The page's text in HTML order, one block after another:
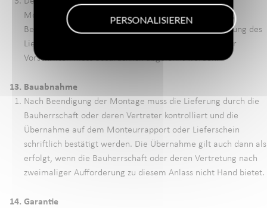
Montage der Bauteile für genügend Schutz vor Schlag,
Beschmutzung und Beschädigung zu sorgen. Eine Haftung des
Lieferanten für die Folgen einer Nichtbeachtung dieser
Vorschriften muss ausdrücklich abgelehnt werden.
13. Bauabnahme
Nach Beendigung der Montage muss die Lieferung durch die
Bauherrschaft oder deren Vertreter kontrolliert und die
Übernahme auf dem Monteurrapport oder Lieferschein
schriftlich bestätigt werden. Die Übernahme gilt auch dann als
erfolgt, wenn die Bauherrschaft oder deren Vertretung nach
zweimaliger Aufforderung zu diesem Anlass nicht Hand bietet.
14. Garantie
PERSONALISIEREN